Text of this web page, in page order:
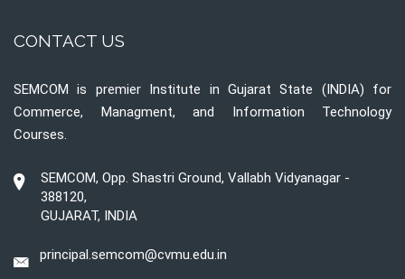
CONTACT US
SEMCOM is premier Institute in Gujarat State (INDIA) for
Commerce, Managment, and Information Technology
Courses.
SEMCOM, Opp. Shastri Ground, Vallabh Vidyanagar -
388120,
GUJARAT, INDIA
principal.semcom@cvmu.edu.in